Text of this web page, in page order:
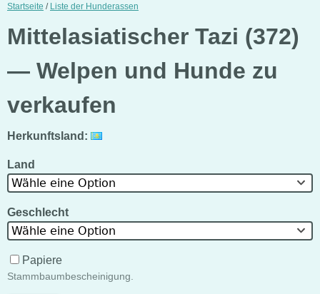
Startseite / Liste der Hunderassen
Mittelasiatischer Tazi (372)
— Welpen und Hunde zu
verkaufen
Herkunftsland:
Land
Wähle eine Option
Geschlecht
Wähle eine Option
Papiere
Stammbaumbescheinigung.